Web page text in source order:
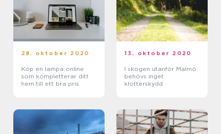
28. oktober 2020
Köp en lampa online
som kompletterar ditt
hem till ett bra pris
13. oktober 2020
I skogen utanför Malmö
behövs inget
klotterskydd